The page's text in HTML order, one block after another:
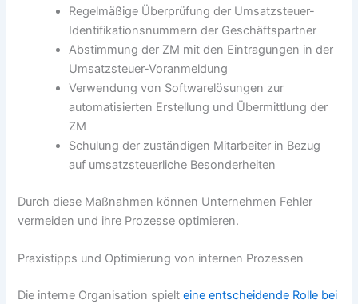
Regelmäßige Überprüfung der Umsatzsteuer-
Identifikationsnummern der Geschäftspartner
Abstimmung der ZM mit den Eintragungen in der
Umsatzsteuer-Voranmeldung
Verwendung von Softwarelösungen zur
automatisierten Erstellung und Übermittlung der
ZM
Schulung der zuständigen Mitarbeiter in Bezug
auf umsatzsteuerliche Besonderheiten
Durch diese Maßnahmen können Unternehmen Fehler
vermeiden und ihre Prozesse optimieren.
Praxistipps und Optimierung von internen Prozessen
Die interne Organisation spielteine entscheidende Rolle bei